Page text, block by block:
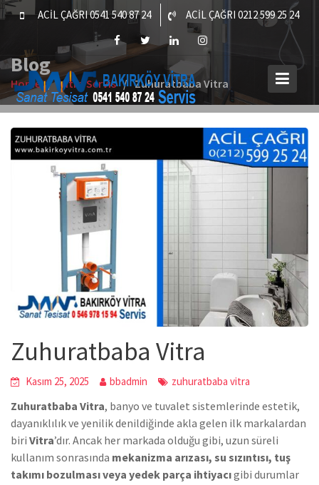
Skip
ACİL ÇAĞRI 0541 540 87 24 ACİL ÇAĞRI 0212 599 25 24
Blog
Home Vitra Servis Zuhuratbaba Vitra
Zuhuratbaba Vitra
Kasım 25, 2025 bbadmin zuhuratbaba vitra
Zuhuratbaba Vitra, banyo ve tuvalet sistemlerinde estetik,
dayanıklılık ve yenilik denildiğinde akla gelen ilk markalardan
biri Vitra’dır. Ancak her markada olduğu gibi, uzun süreli
kullanım sonrasında mekanizma arızası, su sızıntısı, tuş
takımı bozulması veya yedek parça ihtiyacıgibi durumlar